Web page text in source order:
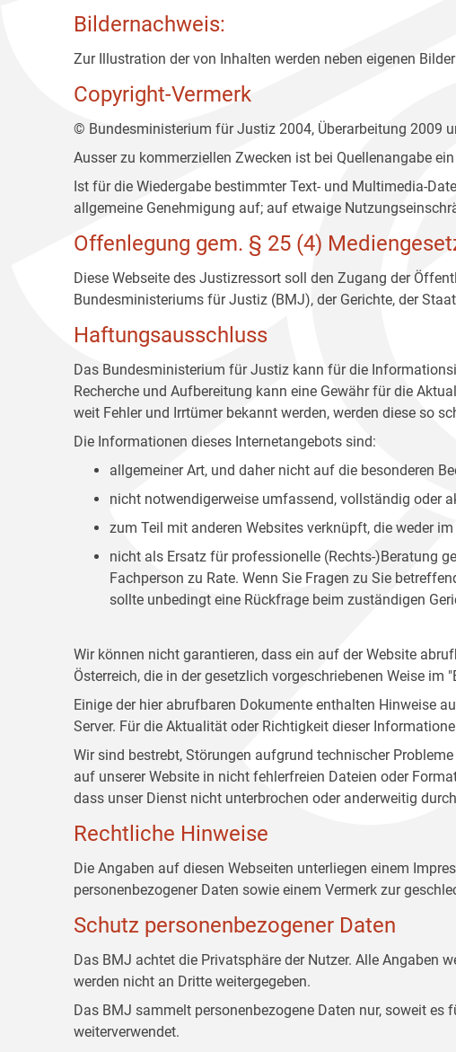
Bildernachweis:
Zur Illustration der von Inhalten werden neben eigenen
Copyright-Vermerk
© Bundesministerium für Justiz 2004, Überarbeitung 2009
Ausser zu kommerziellen Zwecken ist bei Quellenangabe
Ist für die Wiedergabe bestimmter Text- und Multimedia-
allgemeine Genehmigung auf; auf etwaige
Offenlegung gem. § 25 (4)
Diese Webseite des Justizressort soll den Zugang der
Bundesministeriums für Justiz (BMJ), der Gerichte, der
Haftungsausschluss
Das Bundesministerium für Justiz kann für die
Recherche und Aufbereitung kann eine Gewähr für die
weit Fehler und Irrtümer bekannt werden, werden diese so
Die Informationen dieses Internetangebots sind:
allgemeiner Art, und daher nicht auf die besonderen
nicht notwendigerweise umfassend, vollständig oder
zum Teil mit anderen Websites verknüpft, die weder
nicht als Ersatz für professionelle (Rechts-)Beratung
Fachperson zu Rate. Wenn Sie Fragen zu Sie
sollte unbedingt eine Rückfrage beim zuständigen
Wir können nicht garantieren, dass ein auf der Website
Österreich, die in der gesetzlich vorgeschriebenen Weise
Einige der hier abrufbaren Dokumente enthalten Hinweise
Server. Für die Aktualität oder Richtigkeit dieser
Wir sind bestrebt, Störungen aufgrund technischer
auf unserer Website in nicht fehlerfreien Dateien oder
dass unser Dienst nicht unterbrochen oder anderweitig
Rechtliche Hinweise
Die Angaben auf diesen Webseiten unterliegen einem
personenbezogener Daten sowie einem Vermerk zur
Schutz personenbezogener Daten
Das BMJ achtet die Privatsphäre der Nutzer. Alle Angaben
werden nicht an Dritte weitergegeben.
Das BMJ sammelt personenbezogene Daten nur, soweit
weiterverwendet.